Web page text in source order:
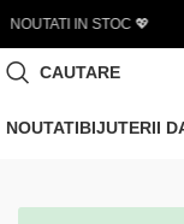
Livrare gratuita
CAUTARE
NOUTATIBIJUTERII